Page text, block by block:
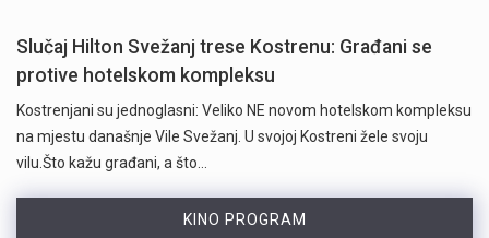
Slučaj Hilton Svežanj trese Kostrenu: Građani se
protive hotelskom kompleksu
Kostrenjani su jednoglasni: Veliko NE novom hotelskom kompleksu
na mjestu današnje Vile Svežanj. U svojoj Kostreni žele svoju
vilu.Što kažu građani, a što…
KINO PROGRAM